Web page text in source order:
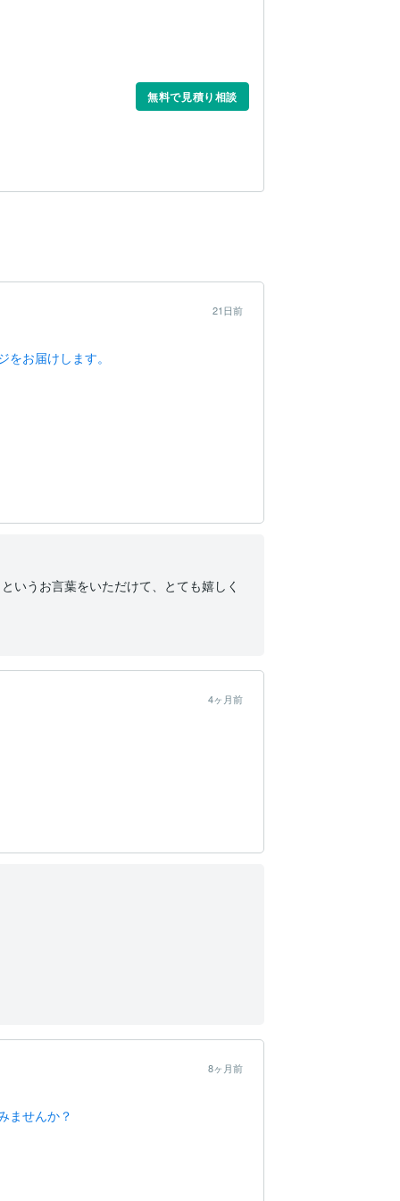
無料で見積り相談
21日前
お届けします。
いうお言葉をいただけて、とても嬉しく
4ヶ月前
8ヶ月前
ませんか？